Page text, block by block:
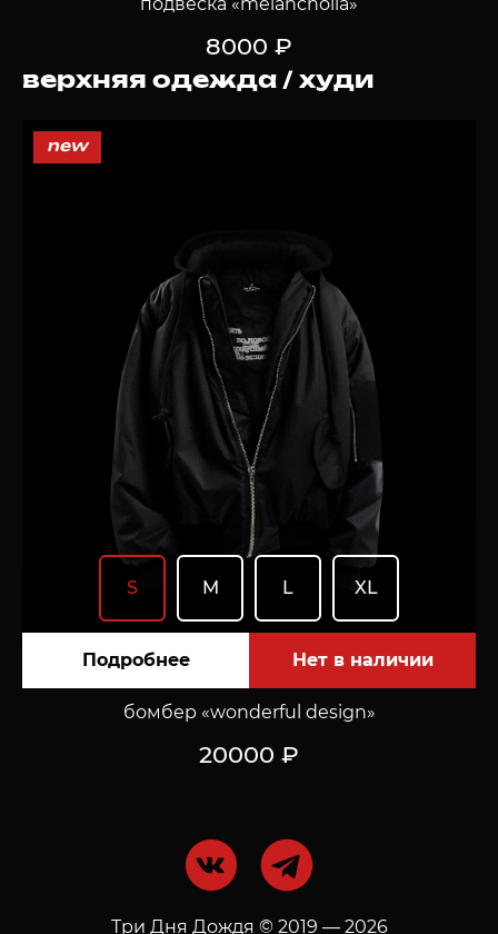
8000 ₽
верхняя одежда / худи
S M L XL
Подробнее
бомбер «wonderful design»
20000 ₽
Три Дня Дождя © 2019 — 2026